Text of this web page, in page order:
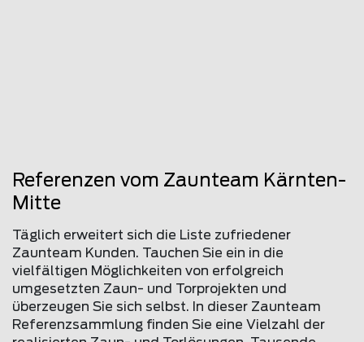
Referenzen vom Zaunteam Kärnten-
Mitte
Täglich erweitert sich die Liste zufriedener
Zaunteam Kunden. Tauchen Sie ein in die
vielfältigen Möglichkeiten von erfolgreich
umgesetzten Zaun- und Torprojekten und
überzeugen Sie sich selbst. In dieser Zaunteam
Referenzsammlung finden Sie eine Vielzahl der